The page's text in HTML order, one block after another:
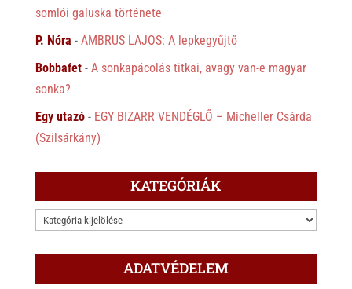
somlói galuska története
P. Nóra - AMBRUS LAJOS: A lepkegyűjtő
Bobbafet- A sonkapácolás titkai, avagy van-e magyar
sonka?
Egy utazó- EGY BIZARR VENDÉGLŐ – Micheller Csárda
(Szilsárkány)
KATEGÓRIÁK
KATEGÓRIÁK
ADATVÉDELEM